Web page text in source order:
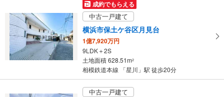
イ
ペ
ー
ジ
に
存
成約でもらえる
中古一戸建て
横浜市保土ケ谷区月見台
1億7,920万円
9LDK＋2S
土地面積 628.51m2
相模鉄道本線 「星川」駅 徒歩20分
中古一戸建て